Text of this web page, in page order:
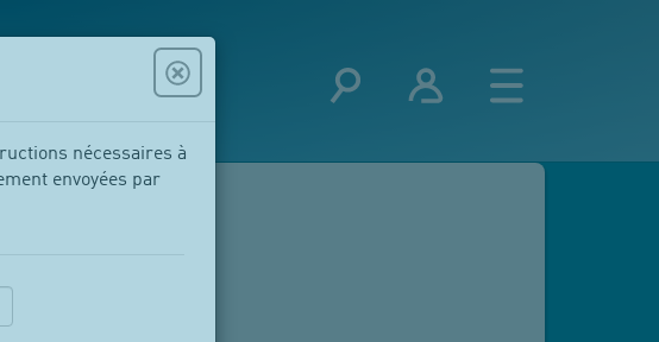
nécessaires à
envoyées par